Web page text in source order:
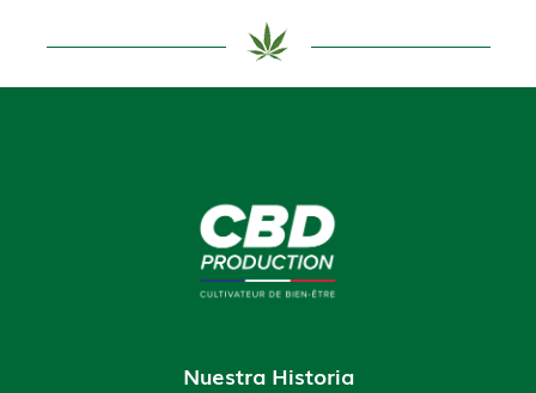
Nuestra Historia